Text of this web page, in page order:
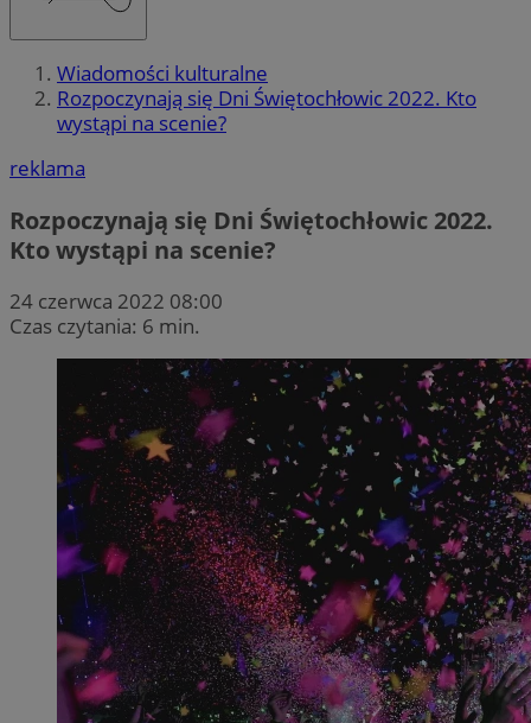
Wiadomości kulturalne
Rozpoczynają się Dni Świętochłowic 2022. Kto
wystąpi na scenie?
reklama
Rozpoczynają się Dni Świętochłowic 2022.
Kto wystąpi na scenie?
24 czerwca 2022 08:00
Czas czytania: 6 min.